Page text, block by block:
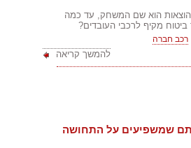
הוא שם המשחק, עד כמה
מקיף לרכבי העובדים?
רכב חברה
להמשך קריאה
שמשפיעים על התחושה